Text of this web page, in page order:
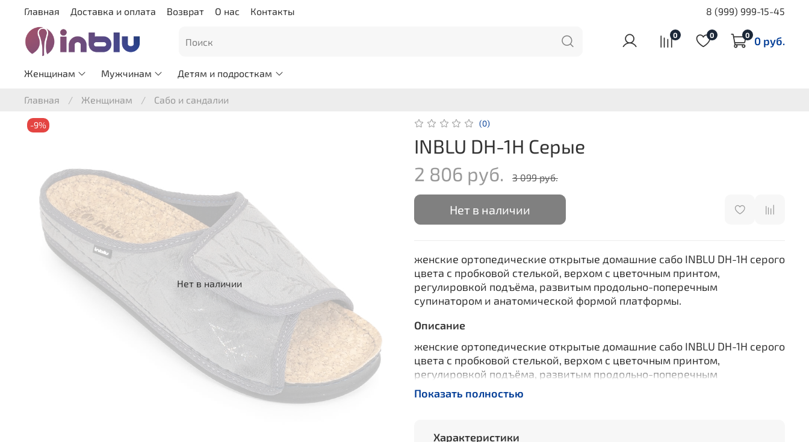
Главная Доставка и оплата Возврат О нас Контакты 8 (999) 999-15-45
0 0 0 0 руб.
Женщинам Мужчинам Детям и подросткам
Главная Женщинам Сабо и сандалии
Нет в наличии
-9% (0)
INBLU DH-1H Серые
2 806 руб.
3 099 руб.
Нет в наличии
женские ортопедические открытые домашние сабо INBLU DH-1H серого
цвета с пробковой стелькой, верхом с цветочным принтом,
регулировкой подъёма, развитым продольно-поперечным
супинатором и анатомической формой платформы.
Описание
женские ортопедические открытые домашние сабо INBLU DH-1H серого
цвета с пробковой стелькой, верхом с цветочным принтом,
регулировкой подъёма, развитым продольно-поперечным
супинатором и анатомической формой платформы.
Показать полностью
Характеристики